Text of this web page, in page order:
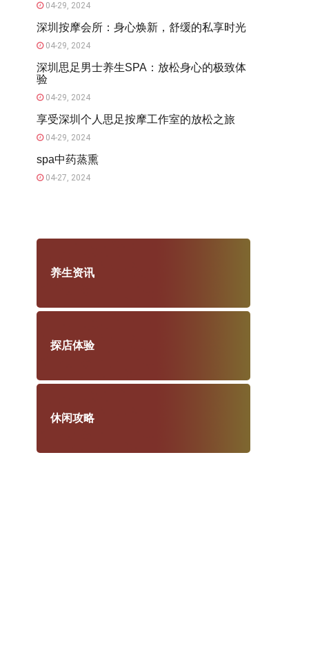
04-29, 2024
深圳按摩会所：身心焕新，舒缓的私享时光
04-29, 2024
深圳思足男士养生SPA：放松身心的极致体
验
04-29, 2024
享受深圳个人思足按摩工作室的放松之旅
04-29, 2024
spa中药蒸熏
04-27, 2024
养生资讯
探店体验
休闲攻略